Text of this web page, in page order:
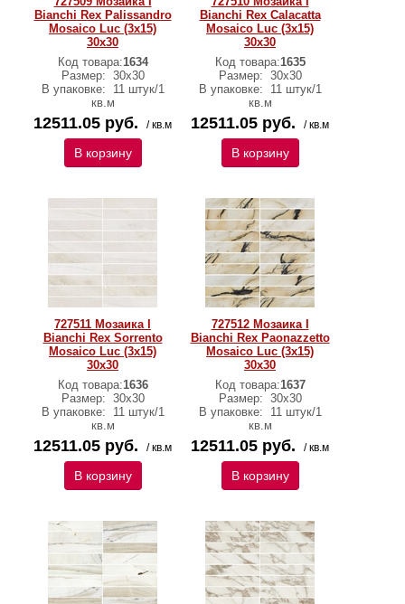
Bianchi Rex Palissandro
Mosaico Luc (3x15)
30х30
Код товара:1634
Размер: 30х30
В упаковке:
11 штук/1
кв.м
12511.05 руб. / кв.м
В корзину
Bianchi Rex Calacatta
Mosaico Luc (3x15)
30х30
Код товара:1635
Размер: 30х30
В упаковке:
11 штук/1
кв.м
12511.05 руб. / кв.м
В корзину
727511 Мозаика I
Bianchi Rex Sorrento
Mosaico Luc (3x15)
30х30
Код товара:1636
Размер: 30х30
В упаковке:
11 штук/1
кв.м
12511.05 руб. / кв.м
В корзину
727512 Мозаика I
Bianchi Rex Paonazzetto
Mosaico Luc (3x15)
30х30
Код товара:1637
Размер: 30х30
В упаковке:
11 штук/1
кв.м
12511.05 руб. / кв.м
В корзину